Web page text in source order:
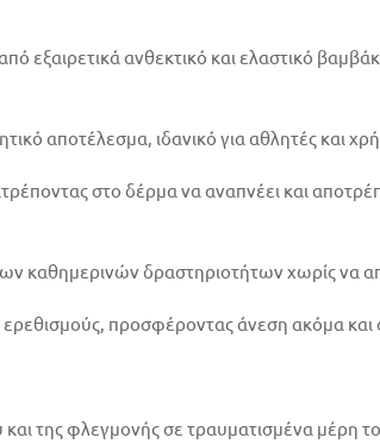
εξαιρετικά ανθεκτικό και ελαστικό
αποτέλεσμα, ιδανικό για αθλητές και
στο δέρμα να αναπνέει και
καθημερινών δραστηριοτήτων χωρίς να
ερεθισμούς, προσφέροντας άνεση ακόμα
της φλεγμονής σε τραυματισμένα